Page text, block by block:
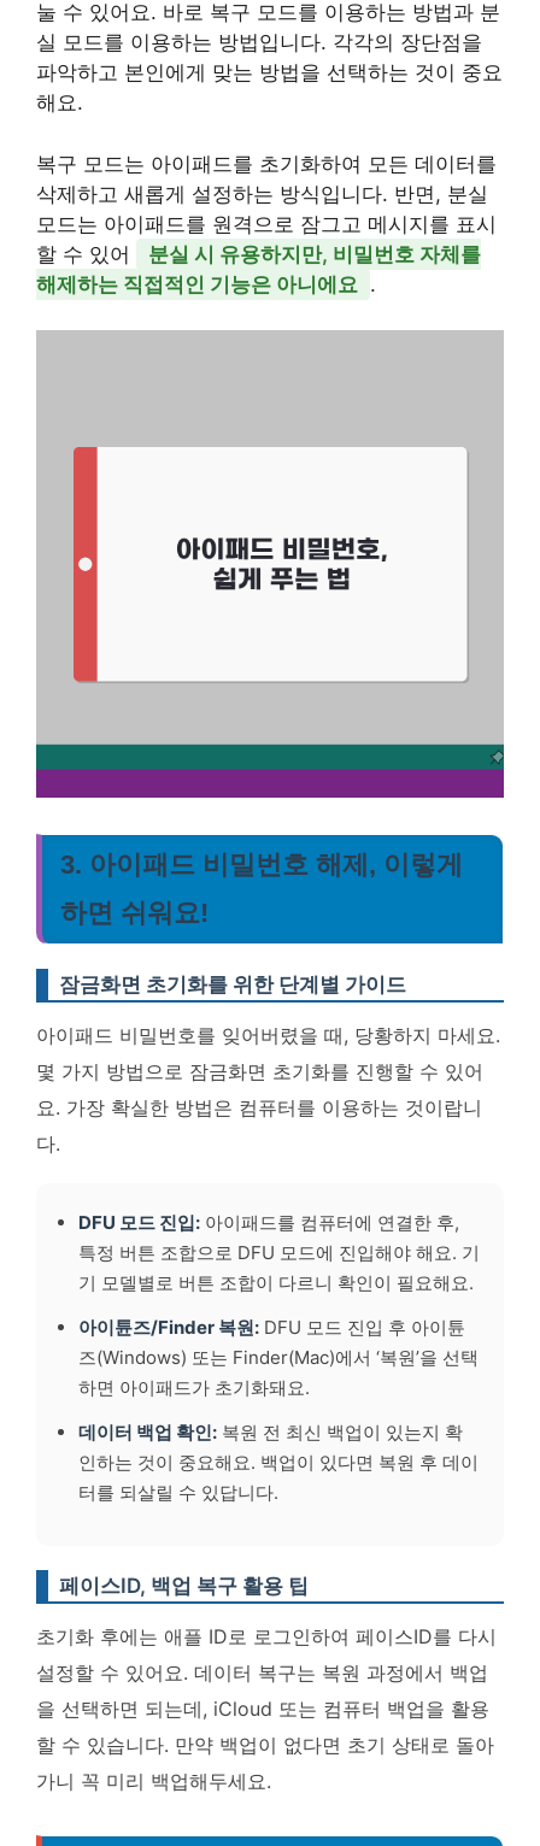
눌 수 있어요. 바로 복구 모드를 이용하는 방법과 분
실 모드를 이용하는 방법입니다. 각각의 장단점을
파악하고 본인에게 맞는 방법을 선택하는 것이 중요
해요.
복구 모드는 아이패드를 초기화하여 모든 데이터를
삭제하고 새롭게 설정하는 방식입니다. 반면, 분실
모드는 아이패드를 원격으로 잠그고 메시지를 표시
할 수 있어
분실 시 유용하지만, 비밀번호 자체를
해제하는 직접적인 기능은 아니에요
.
3. 아이패드 비밀번호 해제, 이렇게
하면 쉬워요!
잠금화면 초기화를 위한 단계별 가이드
아이패드 비밀번호를 잊어버렸을 때, 당황하지 마세요.
몇 가지 방법으로 잠금화면 초기화를 진행할 수 있어
요. 가장 확실한 방법은 컴퓨터를 이용하는 것이랍니
다.
DFU 모드 진입: 아이패드를 컴퓨터에 연결한 후,
특정 버튼 조합으로 DFU 모드에 진입해야 해요. 기
기 모델별로 버튼 조합이 다르니 확인이 필요해요.
아이튠즈/Finder 복원: DFU 모드 진입 후 아이튠
즈(Windows) 또는 Finder(Mac)에서 ‘복원’을 선택
하면 아이패드가 초기화돼요.
데이터 백업 확인: 복원 전 최신 백업이 있는지 확
인하는 것이 중요해요. 백업이 있다면 복원 후 데이
터를 되살릴 수 있답니다.
페이스ID, 백업 복구 활용 팁
초기화 후에는 애플 ID로 로그인하여 페이스ID를 다시
설정할 수 있어요. 데이터 복구는 복원 과정에서 백업
을 선택하면 되는데, iCloud 또는 컴퓨터 백업을 활용
할 수 있습니다. 만약 백업이 없다면 초기 상태로 돌아
가니 꼭 미리 백업해두세요.